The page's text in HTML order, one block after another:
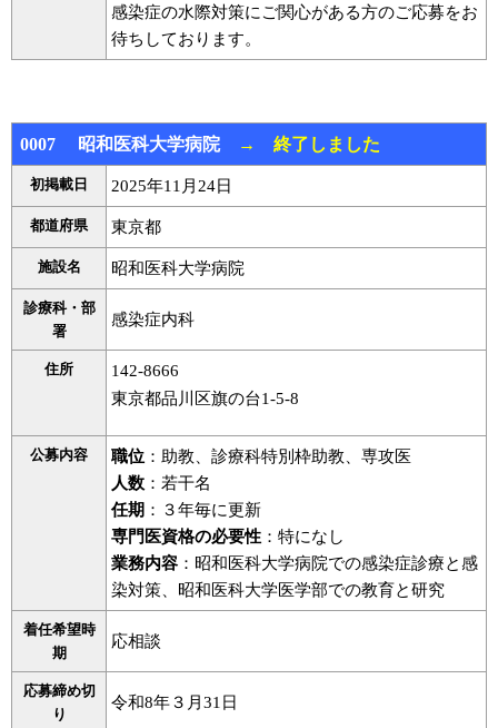
感染症の水際対策にご関心がある方のご応募をお
待ちしております。
0007 昭和医科大学病院 → 終了しました
初掲載日 2025年11月24日
都道府県 東京都
施設名 昭和医科大学病院
診療科・部
署
感染症内科
住所
142-8666
東京都品川区旗の台1-5-8
公募内容 職位 ：助教、診療科特別枠助教、専攻医
人数 ：若干名
任期 ：３年毎に更新
専門医資格の必要性 ：特になし
業務内容 ：昭和医科大学病院での感染症診療と感
染対策、昭和医科大学医学部での教育と研究
着任希望時
期
応相談
応募締め切
り
令和8年３月31日